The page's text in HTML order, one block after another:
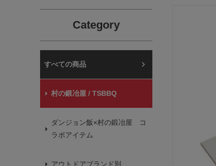
Category
村の鍛冶屋本店
村の鍛冶屋 / TSBBQ
ダンジョン飯×村の鍛冶屋 コ
ラボアイテム
アウトドアブランド別